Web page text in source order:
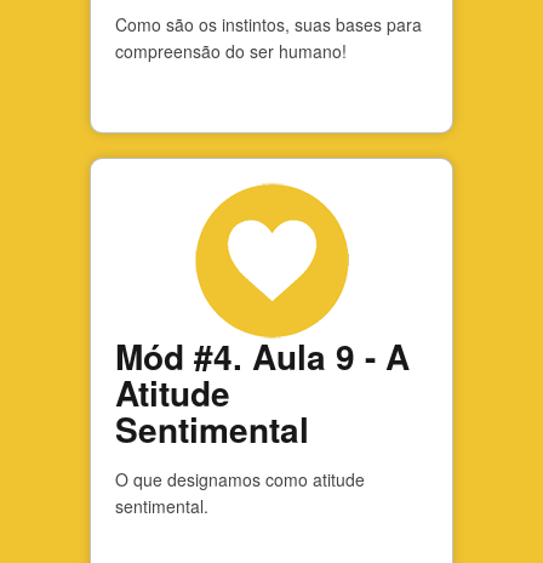
Como são os instintos, suas bases para
compreensão do ser humano!
Mód #4. Aula 9 - A
Atitude
Sentimental
O que designamos como atitude
sentimental.